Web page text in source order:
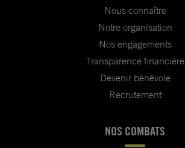
Nous connaître
Notre organisation
Nos engagements
Transparence financière
Devenir bénévole
Recrutement
NOS COMBATS